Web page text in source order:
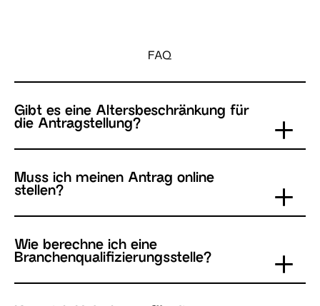
FAQ
Gibt es eine Altersbeschränkung für
die Antragstellung?
Muss ich meinen Antrag online
stellen?
Wie berechne ich eine
Branchenqualifizierungsstelle?